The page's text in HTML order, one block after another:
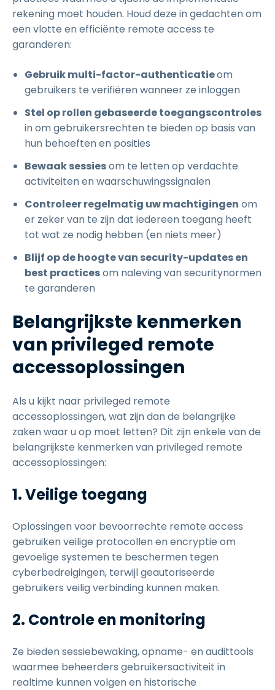
rekening moet houden. Houd deze in gedachten om
een vlotte en efficiënte remote access te
garanderen:
Gebruik multi-factor-authenticatieom
gebruikers te verifiëren wanneer ze inloggen
Stel op rollen gebaseerde toegangscontroles
in om gebruikersrechten te bieden op basis van
hun behoeften en posities
Bewaak sessiesom te letten op verdachte
activiteiten en waarschuwingssignalen
Controleer regelmatig uw machtigingen om
er zeker van te zijn dat iedereen toegang heeft
tot wat ze nodig hebben (en niets meer)
Blijf op de hoogte van security-updates en
best practicesom naleving van securitynormen
te garanderen
Belangrijkste kenmerken
van privileged remote
accessoplossingen
Als u kijkt naar privileged remote
accessoplossingen, wat zijn dan de belangrijke
zaken waar u op moet letten? Dit zijn enkele van de
belangrijkste kenmerken van privileged remote
accessoplossingen:
1.Veilige toegang
Oplossingen voor bevoorrechte remote access
gebruiken veilige protocollen en encryptie om
gevoelige systemen te beschermen tegen
cyberbedreigingen, terwijl geautoriseerde
gebruikers veilig verbinding kunnen maken.
2. Controle en monitoring
Ze bieden sessiebewaking, opname- en audittools
waarmee beheerders gebruikersactiviteit in
realtime kunnen volgen en historische